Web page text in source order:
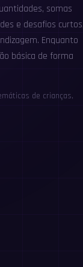
somas
e desafios curtos,
Enquanto
básica de forma
de crianças,